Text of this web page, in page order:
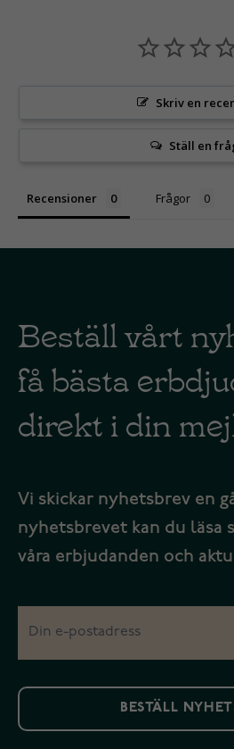
Skriv en
Ställ en
Recensioner Frågor
Beställ vårt
få bästa
direkt i din
Vi skickar nyhetsbrev en
nyhetsbrevet kan du läsa
våra erbjudanden och
BESTÄLL